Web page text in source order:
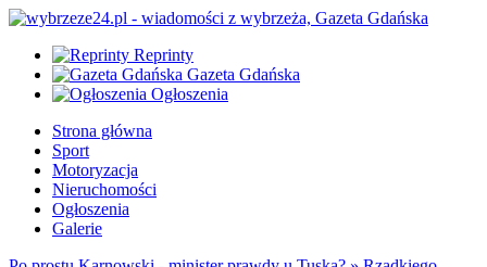
Reprinty
Gazeta Gdańska
Ogłoszenia
Strona główna
Sport
Motoryzacja
Nieruchomości
Ogłoszenia
Galerie